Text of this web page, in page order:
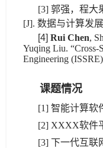
[3] 郭强，程大
[J]. 数据与计算发
[4]Rui Chen,
Yuqing Liu. “Cross-
Engineering
课题情况
[1] 智能计算软
[2] XXXX软件
[3] 下一代互联